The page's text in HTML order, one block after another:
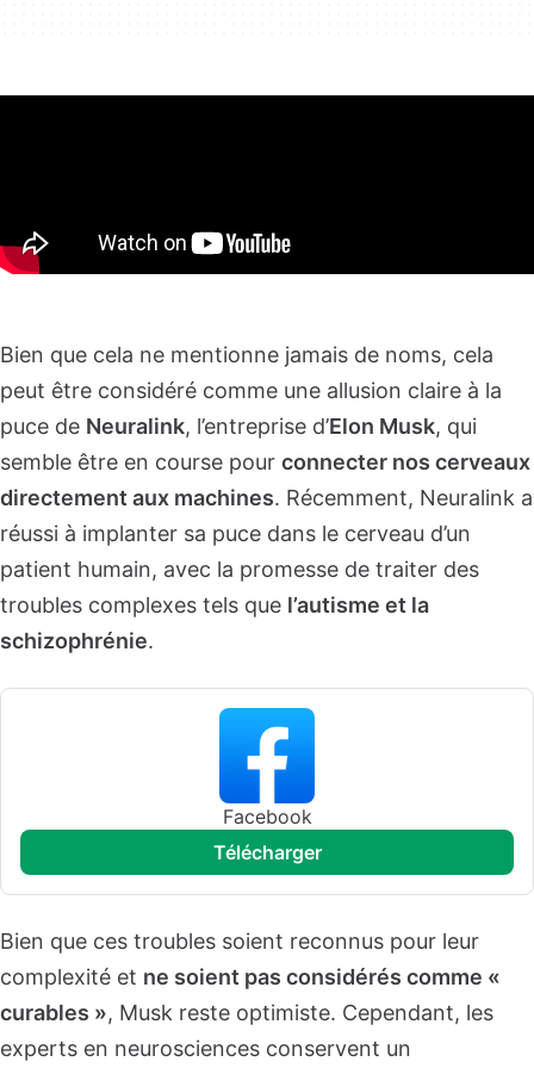
Bien que cela ne mentionne jamais de noms, cela
peut être considéré comme une allusion claire à la
puce de Neuralink, l’entreprise d’Elon Musk, qui
semble être en course pour connecter nos cerveaux
directement aux machines. Récemment, Neuralink a
réussi à implanter sa puce dans le cerveau d’un
patient humain, avec la promesse de traiter des
troubles complexes tels que l’autisme et la
schizophrénie.
Facebook
télécharger
Bien que ces troubles soient reconnus pour leur
complexité et ne soient pas considérés comme «
curables », Musk reste optimiste. Cependant, les
experts en neurosciences conservent un